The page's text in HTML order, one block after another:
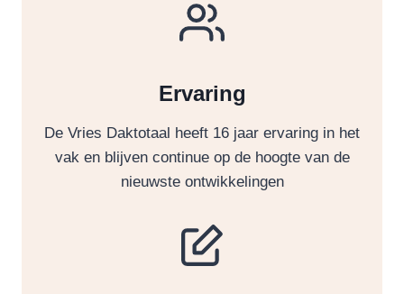
Ervaring
De Vries Daktotaal heeft 16 jaar ervaring in het
vak en blijven continue op de hoogte van de
nieuwste ontwikkelingen